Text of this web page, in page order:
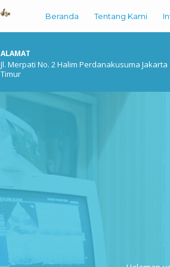
Beranda Tentang Kami
ALAMAT
Jl. Merpati No. 2 Halim Perdanakusuma Jakarta
Timur